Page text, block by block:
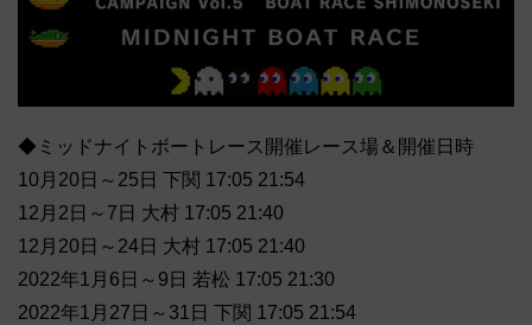
◆ミッドナイトボートレース開催レース場＆開催日時
10月20日～25日 下関 17:05 21:54
12月2日～7日 大村 17:05 21:40
12月20日～24日 大村 17:05 21:40
2022年1月6日～9日 若松 17:05 21:30
2022年1月27日～31日 下関 17:05 21:54